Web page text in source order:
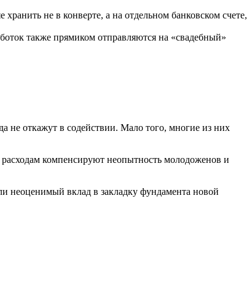
не в конверте, а на отдельном банковском счете,
также прямиком отправляются на «свадебный»
откажут в содействии. Мало того, многие из них
компенсируют неопытность молодоженов и
неоценимый вклад в закладку фундамента новой